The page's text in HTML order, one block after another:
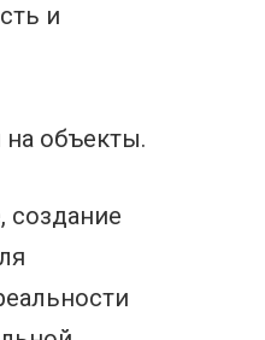
и
на объекты.
создание